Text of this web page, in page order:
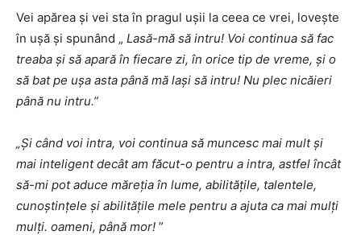
Vei apărea și vei sta în pragul ușii la ceea ce vrei, lovește
în ușă și spunând „ Lasă-mă să intru! Voi continua să fac
treaba și să apară în fiecare zi, în orice tip de vreme, și o
să bat pe ușa asta până mă lași să intru! Nu plec nicăieri
până nu intru.”
„Și când voi intra, voi continua să muncesc mai mult și
mai inteligent decât am făcut-o pentru a intra, astfel încât
să-mi pot aduce măreția în lume, abilitățile, talentele,
cunoștințele și abilitățile mele pentru a ajuta ca mai mulți
mulți. oameni, până mor! ”